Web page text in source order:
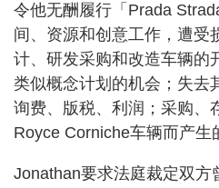
令他无酬履行「Prada
间、资源和创意工作，遭受
计、研发采购和改造车辆的
类似概念计划的机会；失去
询费、版税、利润；采购、
Royce Corniche车辆而产生
Jonathan要求法庭裁定双方